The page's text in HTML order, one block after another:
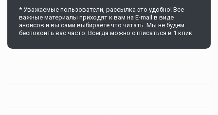
* Уважаемые пользователи, рассылка это удобно! Все
важные материалы приходят к вам на E-mail в виде
анонсов и вы сами выбираете что читать. Мы не будем
беспокоить вас часто. Всегда можно отписаться в 1 клик.